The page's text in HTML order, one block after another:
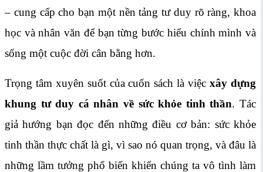
– cung cấp cho bạn một nền tảng tư duy rõ ràng, khoa
học và nhân văn để bạn từng bước hiểu chính mình và
sống một cuộc đời cân bằng hơn.
Trọng tâm xuyên suốt của cuốn sách là việcxây dựng
khung tư duy cá nhân về sức khỏe tinh thần. Tác
giả hướng bạn đọc đến những điều cơ bản: sức khỏe
tinh thần thực chất là gì, vì sao nó quan trọng, và đâu là
những lầm tưởng phổ biến khiến chúng ta vô tình làm